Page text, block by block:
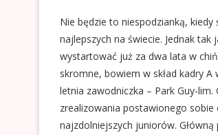
Nie będzie to niespodzianką,
najlepszych na świecie. Jednak
wystartować już za dwa lata w
skromne, bowiem w skład kadry
letnia zawodniczka – Park Guy-
zrealizowania postawionego sobie
najzdolniejszych juniorów.